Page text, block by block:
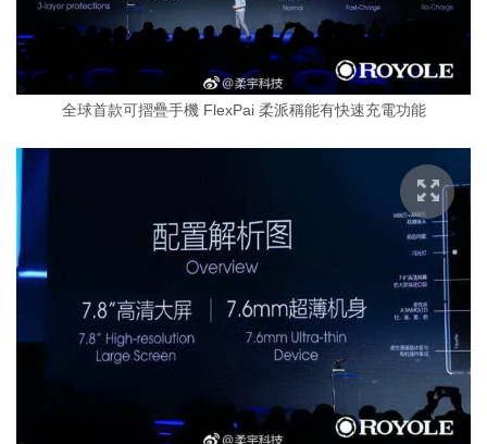
全球首款可摺疊手機 FlexPai 柔派稱能有快速充電功能